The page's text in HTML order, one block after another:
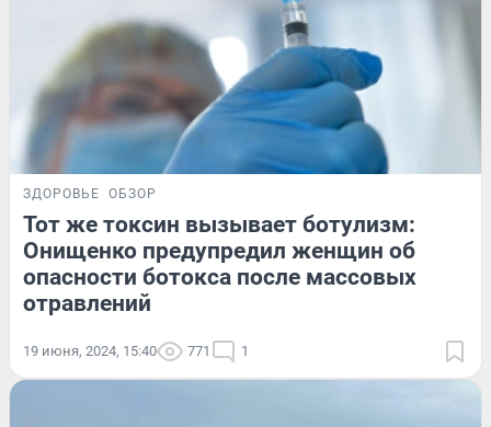
ЗДОРОВЬЕ ОБЗОР
Тот же токсин вызывает ботулизм:
Онищенко предупредил женщин об
опасности ботокса после массовых
отравлений
19 июня, 2024, 15:40 771 1